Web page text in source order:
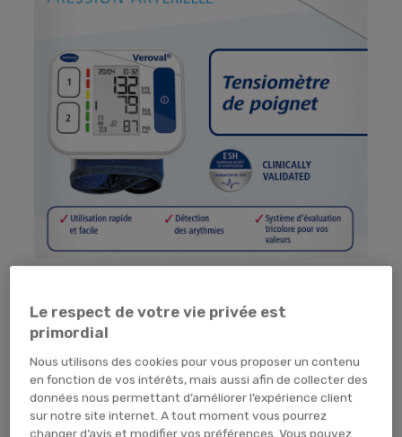
Tap pour zoomer
Le respect de votre vie privée est
primordial
Nous utilisons des cookies pour vous proposer un contenu
en fonction de vos intérêts, mais aussi afin de collecter des
données nous permettant d’améliorer l’expérience client
sur notre site internet. A tout moment vous pourrez
changer d’avis et modifier vos préférences. Vous pouvez